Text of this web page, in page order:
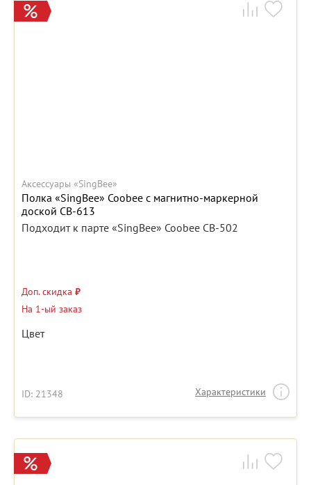
Аксессуары «SingBee»
Полка «SingBee» Coobee с магнитно-маркерной
доской CB-613
Подходит к парте «SingBee» Coobee CB-502
Доп. скидка ₽
На 1-ый заказ
Цвет
ID: 21348 Характеристики